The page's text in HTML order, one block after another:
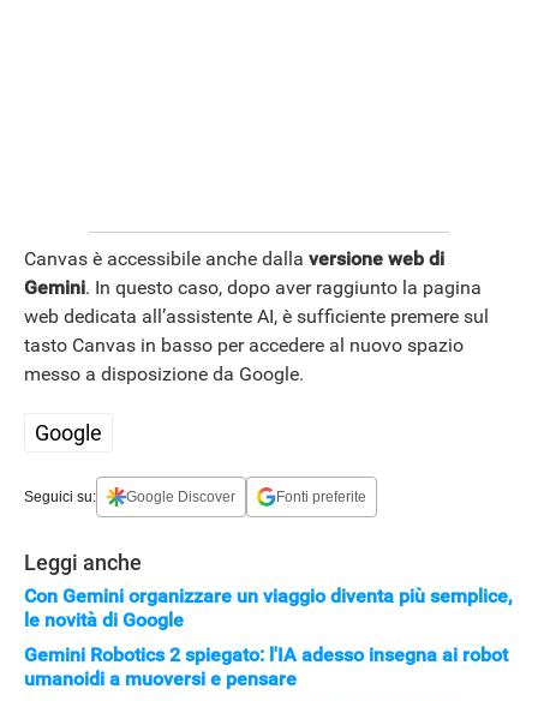
Canvas è accessibile anche dalla versione web di
Gemini. In questo caso, dopo aver raggiunto la pagina
web dedicata all’assistente AI, è sufficiente premere sul
tasto Canvas in basso per accedere al nuovo spazio
messo a disposizione da Google.
Google
Seguici su: Google Discover Fonti preferite
Leggi anche
Con Gemini organizzare un viaggio diventa più semplice,
le novità di Google
Gemini Robotics 2 spiegato: l'IA adesso insegna ai robot
umanoidi a muoversi e pensare